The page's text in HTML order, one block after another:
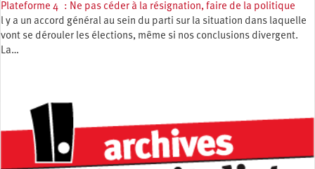
Plateforme 4 : Ne pas céder à la résignation, faire de la politique
l y a un accord général au sein du parti sur la situation dans laquelle
vont se dérouler les élections, même si nos conclusions divergent.
La…